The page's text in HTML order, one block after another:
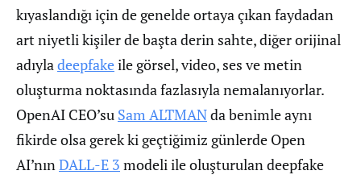
kıyaslandığı için de genelde ortaya çıkan faydadan
art niyetli kişiler de başta derin sahte, diğer orijinal
adıyladeepfakeile görsel, video, ses ve metin
oluşturma noktasında fazlasıyla nemalanıyorlar.
OpenAI CEO’su Sam ALTMANda benimle aynı
fikirde olsa gerek ki geçtiğimiz günlerde Open
AI’nınDALL-E 3 modeli ile oluşturulan deepfake